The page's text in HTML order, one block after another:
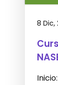
8 Dic,